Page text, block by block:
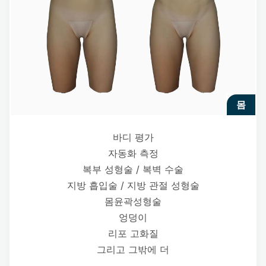
몸
바디 평가
자동화 측정
복부 성형술 / 복벽 수술
지방 흡입술 / 지방 관절 성형술
몸윤곽성형술
엉덩이
리포 고화질
그리고 그밖에 더